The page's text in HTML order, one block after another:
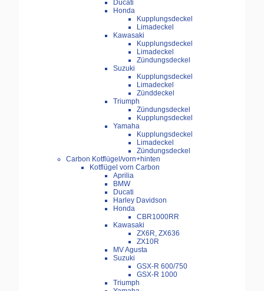
Ducati
Honda
Kupplungsdeckel
Limadeckel
Kawasaki
Kupplungsdeckel
Limadeckel
Zündungsdeckel
Suzuki
Kupplungsdeckel
Limadeckel
Zünddeckel
Triumph
Zündungsdeckel
Kupplungsdeckel
Yamaha
Kupplungsdeckel
Limadeckel
Zündungsdeckel
Carbon Kotflügel/vorn+hinten
Kotflügel vorn Carbon
Aprilia
BMW
Ducati
Harley Davidson
Honda
CBR1000RR
Kawasaki
ZX6R, ZX636
ZX10R
MV Agusta
Suzuki
GSX-R 600/750
GSX-R 1000
Triumph